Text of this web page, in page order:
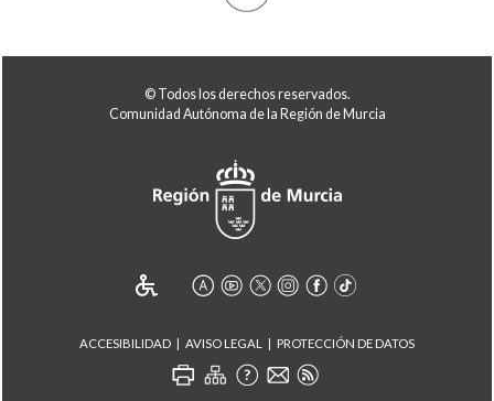
© Todos los derechos reservados.
Comunidad Autónoma de la Región de Murcia
ACCESIBILIDAD AVISO LEGAL PROTECCIÓN DE DATOS